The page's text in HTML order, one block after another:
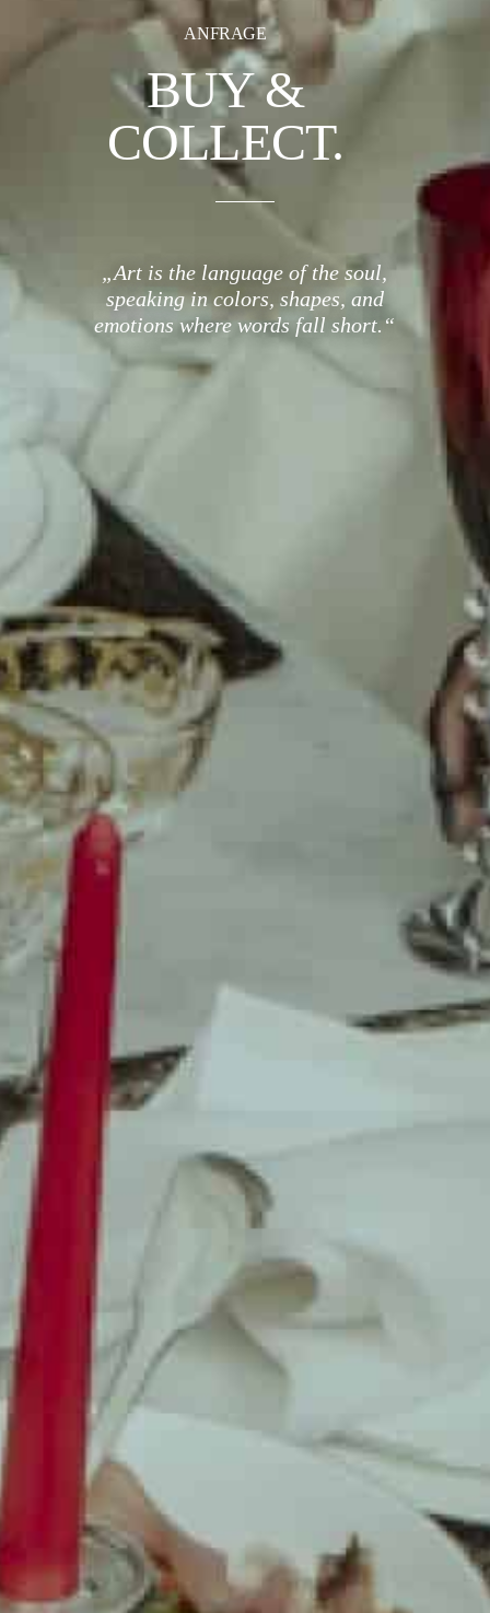
ANFRAGE
BUY &
COLLECT.
„Art is the language of the soul,
speaking in colors, shapes, and
emotions where words fall short.“